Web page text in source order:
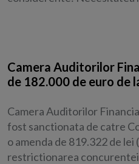
Camera Auditorilor
de 182.000 de euro de
Camera Auditorilor
fost sanctionata de catre
o amenda de 819.322 de
restrictionarea